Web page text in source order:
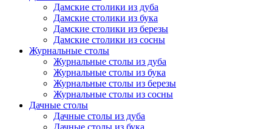
Дамские столики из дуба
Дамские столики из бука
Дамские столики из березы
Дамские столики из сосны
Журнальные столы
Журнальные столы из дуба
Журнальные столы из бука
Журнальные столы из березы
Журнальные столы из сосны
Дачные столы
Дачные столы из дуба
Дачные столы из бука